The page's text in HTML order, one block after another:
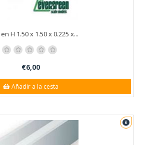
H 1.50 x 1.50 x 0.225 x...
€6,00
Añadir a la cesta